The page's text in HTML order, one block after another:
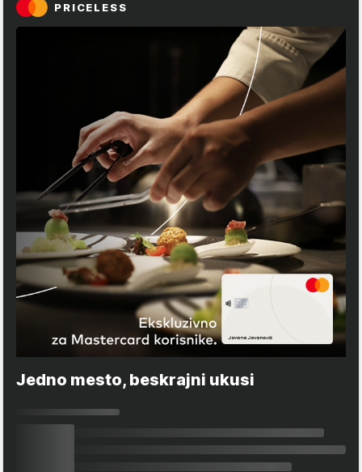
PRICELESS
Jedno mesto, beskrajni ukusi